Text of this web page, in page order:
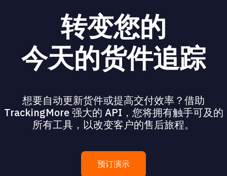
转变您的
今天的货件追踪
想要自动更新货件或提高交付效率？借助
TrackingMore 强大的 API，您将拥有触手可及的
所有工具，以改变客户的售后旅程。
预订演示